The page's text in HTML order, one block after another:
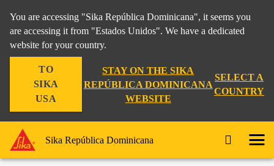
You are accessing "Sika República Dominicana", it seems you
are accessing it from "Estados Unidos". We have a dedicated
website for your country.
TO
SIKA
USA
STAY ON THE SIKA
REPÚBLICA DOMINICANA
WEBSITE
SELECT A
COUNTRY
Sika República Dominicana